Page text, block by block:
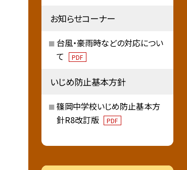
お知らせコーナー
台風・豪雨時などの対応につい
て
PDF
いじめ防止基本方針
篠岡中学校いじめ防止基本方
針R8改訂版
PDF